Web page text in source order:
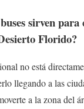
sirven para
Florido?
no está
llegando a las
a la zona del